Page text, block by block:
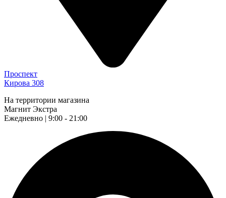
Проспект
Кирова 308
На территории магазина
Магнит Экстра
Ежедневно | 9:00 - 21:00